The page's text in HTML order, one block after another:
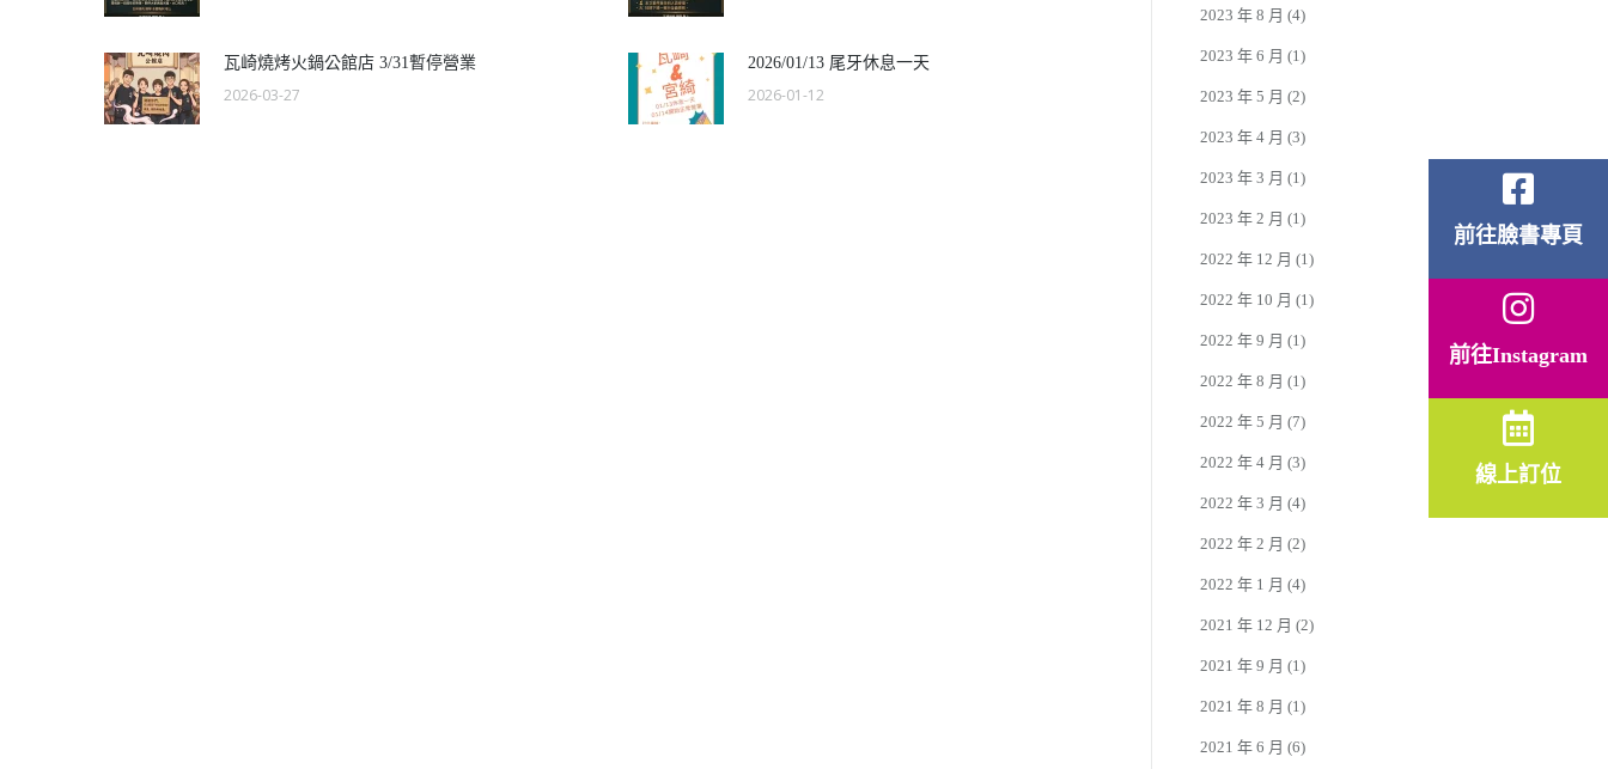
瓦崎燒烤火鍋公館店 3/31暫停營業
2026-03-27
2026/01/13 尾牙休息一天
2026-01-12
2023 年 8 月 (4)
2023 年 6 月 (1)
2023 年 5 月 (2)
2023 年 4 月 (3)
2023 年 3 月 (1)
2023 年 2 月 (1)
2022 年 12 月 (1)
2022 年 10 月 (1)
2022 年 9 月 (1)
2022 年 8 月 (1)
2022 年 5 月 (7)
2022 年 4 月 (3)
2022 年 3 月 (4)
2022 年 2 月 (2)
2022 年 1 月 (4)
2021 年 12 月 (2)
2021 年 9 月 (1)
2021 年 8 月 (1)
2021 年 6 月 (6)
前往臉書專頁
前往Instagram
線上訂位